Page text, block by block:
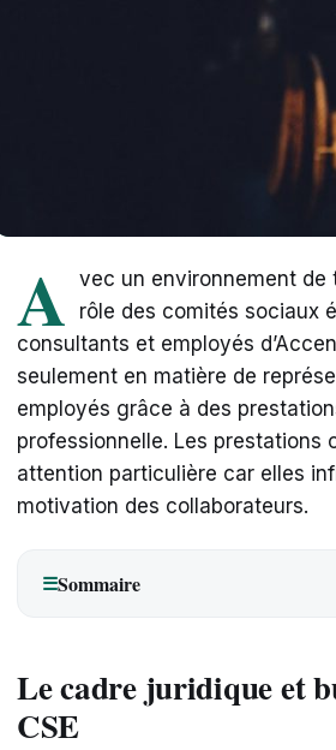
A vec un environnement
rôle des comités sociaux
consultants et employés
seulement en matière de
employés grâce à des
professionnelle. Les prestations
attention particulière car elles
motivation des collaborateurs.
☰Sommaire
Le cadre juridique et
CSE